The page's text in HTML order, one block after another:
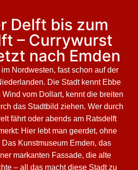
Delft bis zum
– Currywurst
nach Emden
Nordwesten, fast schon auf der
Die Stadt kennt Ebbe
vom Dollart, kennt die breiten
das Stadtbild ziehen. Wer durch
fährt oder abends am Ratsdelft
Hier lebt man geerdet, ohne
Kunstmuseum Emden, das
markanten Fassade, die alte
– all das macht diese Stadt zu